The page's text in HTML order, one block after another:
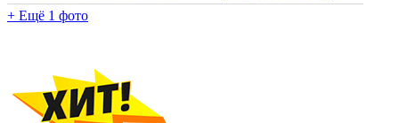
+ Ещё 1 фото